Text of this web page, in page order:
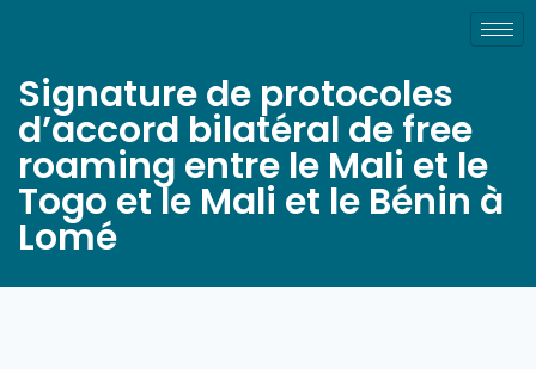
Signature de protocoles
d’accord bilatéral de free
roaming entre le Mali et le
Togo et le Mali et le Bénin à
Lomé